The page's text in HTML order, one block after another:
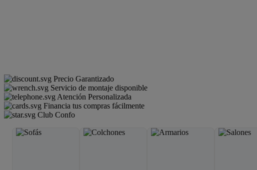
Precio Garantizado
Servicio de montaje disponible
Atención Personalizada
Financia tus compras fácilmente
Club Confo